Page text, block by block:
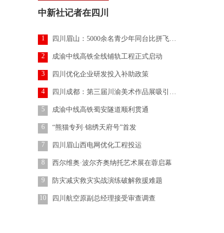
中新社记者在四川
1 四川眉山：5000余名青少年同台比拼飞行技艺
2 成渝中线高铁全线铺轨工程正式启动
3 四川优化企业研发投入补助政策
4 四川成都：第三届川渝美术作品展吸引参观者
5 成渝中线高铁蜀安隧道顺利贯通
6 “熊猫专列·锦绣天府号”首发
7 四川眉山西电网优化工程投运
8 西尔维奥·波尔齐奥纳托艺术展在蓉启幕
9 防灾减灾救灾实战演练破解救援难题
10 四川航空原副总经理接受审查调查